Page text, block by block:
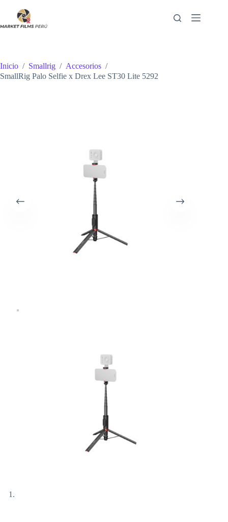
contenido
Inicio / Smallrig / Accesorios /
SmallRig Palo Selfie x Drex Lee ST30 Lite 5292